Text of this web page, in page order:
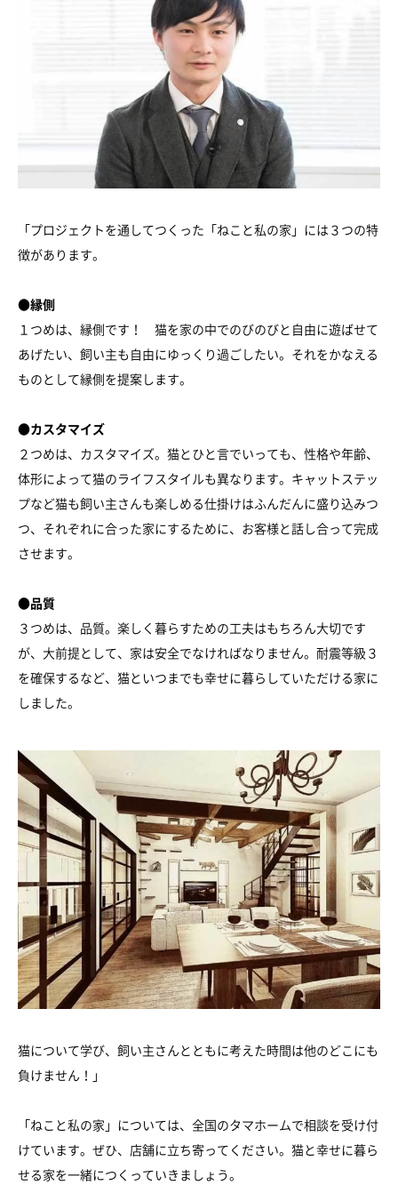
「プロジェクトを通してつくった「ねこと私の家」には３つの特
徴があります。
●縁側
１つめは、縁側です！ 猫を家の中でのびのびと自由に遊ばせて
あげたい、飼い主も自由にゆっくり過ごしたい。それをかなえる
ものとして縁側を提案します。
●カスタマイズ
２つめは、カスタマイズ。猫とひと言でいっても、性格や年齢、
体形によって猫のライフスタイルも異なります。キャットステッ
プなど猫も飼い主さんも楽しめる仕掛けはふんだんに盛り込みつ
つ、それぞれに合った家にするために、お客様と話し合って完成
させます。
●品質
３つめは、品質。楽しく暮らすための工夫はもちろん大切です
が、大前提として、家は安全でなければなりません。耐震等級３
を確保するなど、猫といつまでも幸せに暮らしていただける家に
しました。
猫について学び、飼い主さんとともに考えた時間は他のどこにも
負けません！」
「ねこと私の家」については、全国のタマホームで相談を受け付
けています。ぜひ、店舗に立ち寄ってください。猫と幸せに暮ら
せる家を一緒につくっていきましょう。